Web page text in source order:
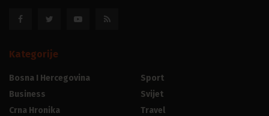
Kategorije
Bosna I Hercegovina
Business
Crna Hronika
Sport
Svijet
Travel